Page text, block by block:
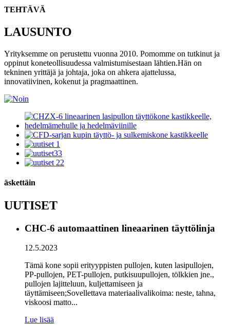
TEHTÄVÄ
LAUSUNTO
Yrityksemme on perustettu vuonna 2010. Pomomme on tutkinut ja
oppinut koneteollisuudessa valmistumisestaan ​​lähtien.Hän on
tekninen yrittäjä ja johtaja, joka on ahkera ajattelussa,
innovatiivinen, kokenut ja pragmaattinen.
äskettäin
UUTISET
CHC-6 automaattinen lineaarinen täyttölinja
12.5.2023
Tämä kone sopii erityyppisten pullojen, kuten lasipullojen,
PP-pullojen, PET-pullojen, putkisuupullojen, tölkkien jne.,
pullojen lajitteluun, kuljettamiseen ja
täyttämiseen;Sovellettava materiaalivalikoima: neste, tahna,
viskoosi matto...
Lue lisää